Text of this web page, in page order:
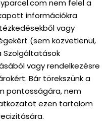
nem felel a
információkra
vagy
(sem közvetlenül,
Szolgáltatások
vagy rendelkezésre
Bár törekszünk a
pontosságára, nem
ezen tartalom